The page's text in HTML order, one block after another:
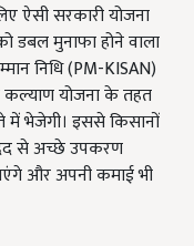
ऐसी सरकारी योजना
मुनाफा होने वाला
निधि (PM-KISAN)
कल्याण योजना के तहत
भेजेगी। इससे किसानों
से अच्छे उपकरण
और अपनी कमाई भी